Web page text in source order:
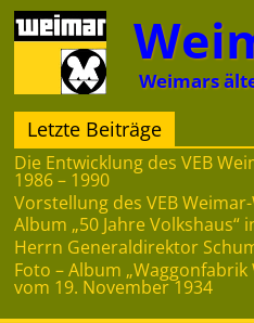
Zum
Inhalt
springen
Weimars
Letzte Beiträge
Die Entwicklung des VEB
1986 – 1990
Vorstellung des VEB
Album „50 Jahre Volkshaus“
Herrn Generaldirektor
Foto – Album „Waggonfabrik
vom 19. November 1934